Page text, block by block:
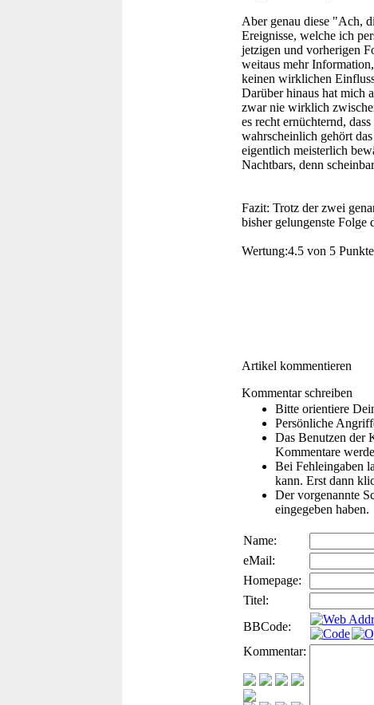
Aber genau diese "Ach,
Ereignisse, welche ich
jetzigen und vorherigen
weitaus mehr
keinen wirklichen
Darüber hinaus hat mich
zwar nie wirklich
es recht ernüchternd,
wahrscheinlich gehört
eigentlich meisterlich
Nachtbars, denn
Fazit: Trotz der zwei
bisher gelungenste Folge
Wertung:4.5 von 5
Artikel kommentieren
Kommentar schreiben
Bitte orientiere
Persönliche
Das Benutzen der
Kommentare
Bei Fehleingaben
kann. Erst dann
Der vorgenannte
eingegeben haben.
Name:
eMail:
Homepage:
Titel:
BBCode:
Kommentar: